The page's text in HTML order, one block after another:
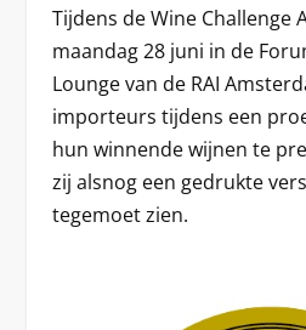
Tijdens de Wine Challenge
maandag 28 juni in de
Lounge van de RAI
importeurs tijdens een
hun winnende wijnen te
zij alsnog een gedrukte
tegemoet zien.